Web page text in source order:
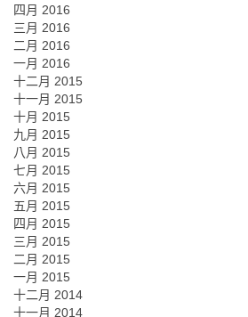
四月 2016
三月 2016
二月 2016
一月 2016
十二月 2015
十一月 2015
十月 2015
九月 2015
八月 2015
七月 2015
六月 2015
五月 2015
四月 2015
三月 2015
二月 2015
一月 2015
十二月 2014
十一月 2014